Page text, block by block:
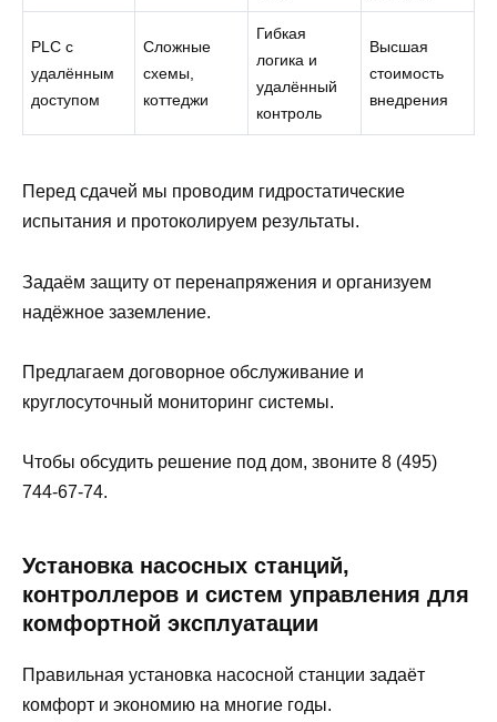
PLC с
удалённым
доступом
Сложные
схемы,
коттеджи
Гибкая
логика и
удалённый
контроль
Высшая
стоимость
внедрения
Перед сдачей мы проводим гидростатические
испытания и протоколируем результаты.
Задаём защиту от перенапряжения и организуем
надёжное заземление.
Предлагаем договорное обслуживание и
круглосуточный мониторинг системы.
Чтобы обсудить решение под дом, звоните 8 (495)
744-67-74.
Установка насосных станций,
контроллеров и систем управления для
комфортной эксплуатации
Правильная установка насосной станции задаёт
комфорт и экономию на многие годы.